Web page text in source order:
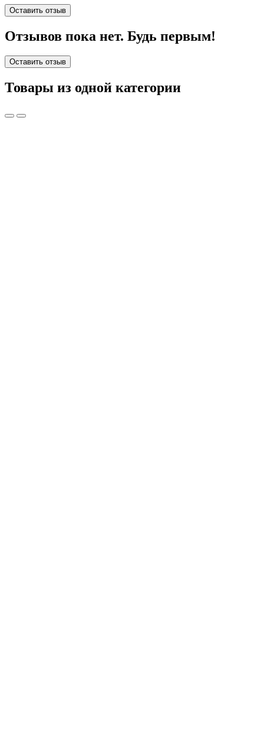
Оставить отзыв
Отзывов пока нет. Будь первым!
Оставить отзыв
Товары из одной категории